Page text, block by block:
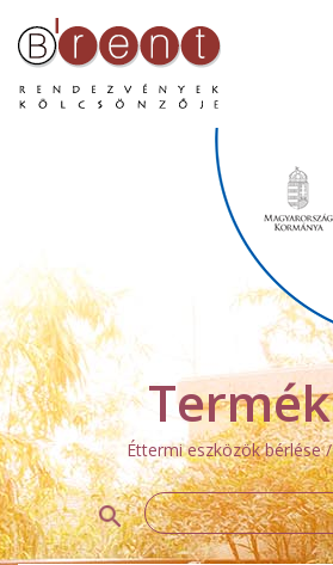
Éttermi eszközök bérlése